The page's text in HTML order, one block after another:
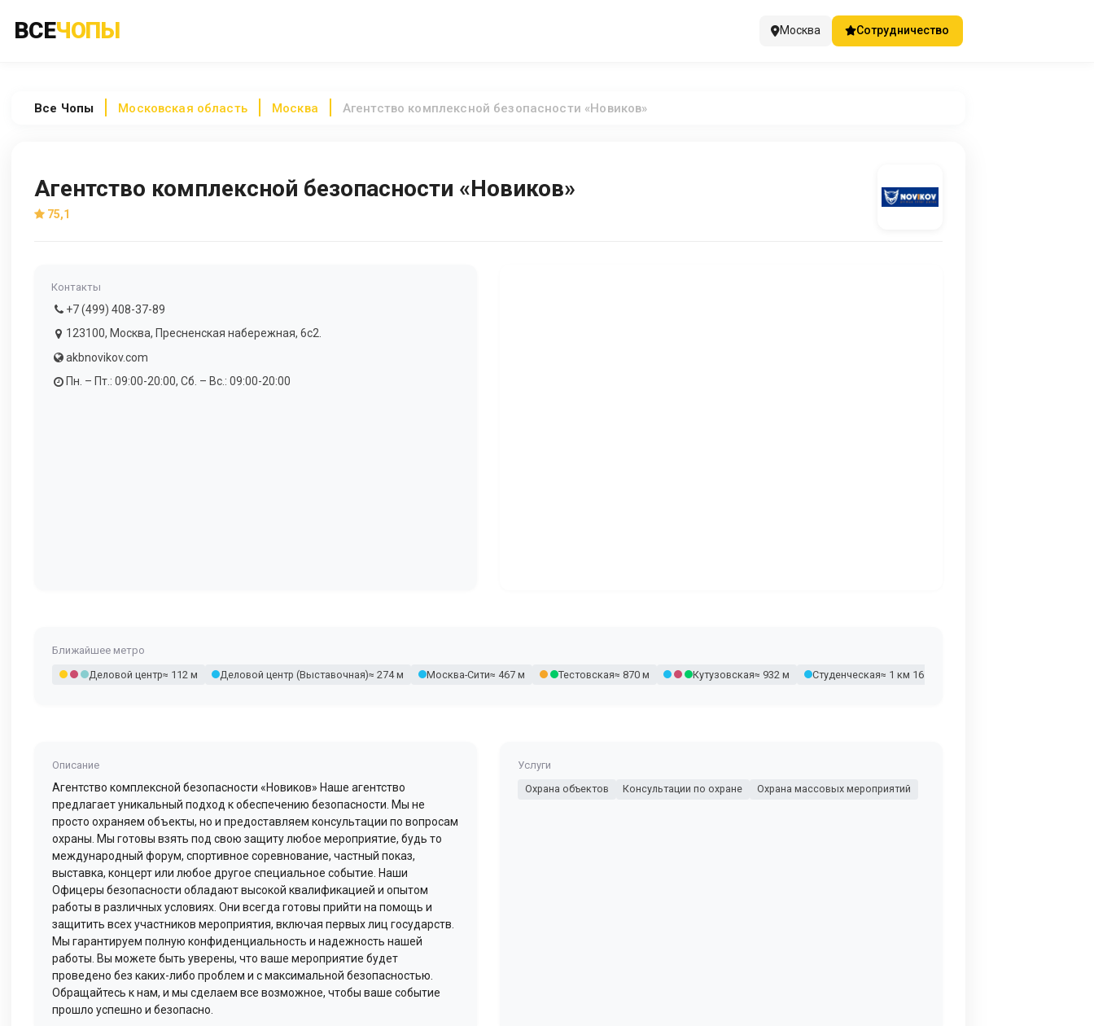
ВСЕЧОПЫ Москва Сотрудничество
Все Чопы Московская область Москва Агентство комплексной безопасности «Новиков»
Агентство комплексной безопасности «Новиков»
75,1
Контакты
+7 (499) 408-37-89
123100, Москва, Пресненская набережная, 6с2.
akbnovikov.com
Пн. – Пт.: 09:00-20:00, Сб. – Вс.: 09:00-20:00
Ближайшее метро
Деловой центр≈ 112 м Деловой центр (Выставочная)≈ 274 м Москва-Сити≈ 467 м Тестовская≈ 870 м Кутузовская≈ 932 м Студенческая≈ 1 км 165 м
Описание
Агентство комплексной безопасности «Новиков» Наше агентство
предлагает уникальный подход к обеспечению безопасности. Мы не
просто охраняем объекты, но и предоставляем консультации по вопросам
охраны. Мы готовы взять под свою защиту любое мероприятие, будь то
международный форум, спортивное соревнование, частный показ,
выставка, концерт или любое другое специальное событие. Наши
Офицеры безопасности обладают высокой квалификацией и опытом
работы в различных условиях. Они всегда готовы прийти на помощь и
защитить всех участников мероприятия, включая первых лиц государств.
Мы гарантируем полную конфиденциальность и надежность нашей
работы. Вы можете быть уверены, что ваше мероприятие будет
проведено без каких-либо проблем и с максимальной безопасностью.
Обращайтесь к нам, и мы сделаем все возможное, чтобы ваше событие
прошло успешно и безопасно.
Услуги
Охрана объектов
Консультации по охране Охрана массовых мероприятий